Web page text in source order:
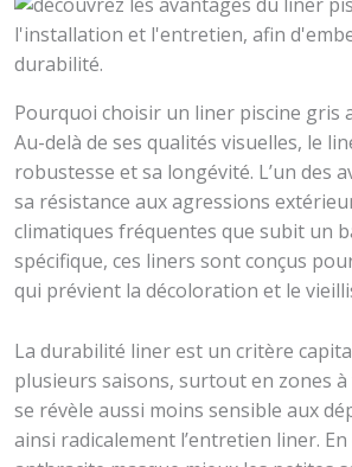
Pourquoi choisir un liner piscine gris
Au-delà de ses qualités visuelles, le
robustesse et sa longévité. L’un des
sa résistance aux agressions
climatiques fréquentes que subit un
spécifique, ces liners sont conçus
qui prévient la décoloration et le
La durabilité liner est un critère
plusieurs saisons, surtout en zones
se révèle aussi moins sensible aux
ainsi radicalement l’entretien liner.